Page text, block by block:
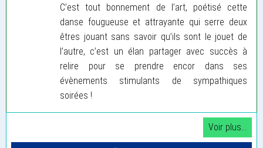
C’est tout bonnement de l’art, poétisé cette
danse fougueuse et attrayante qui serre deux
êtres jouant sans savoir qu’ils sont le jouet de
l’autre, c’est un élan partager avec succès à
relire pour se prendre encor dans ses
évènements stimulants de sympathiques
soirées !